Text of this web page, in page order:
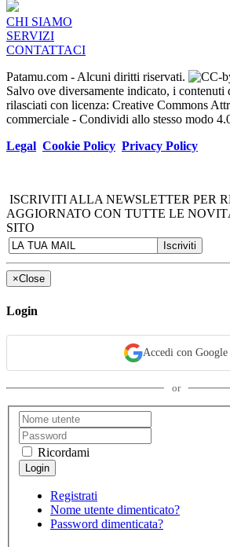
CHI SIAMO
SERVIZI
CONTATTACI
Patamu.com - Alcuni diritti riservati.
Salvo ove diversamente indicato, i contenuti
rilasciati con licenza: Creative Commons
commerciale - Condividi allo stesso modo
Legal Cookie Policy Privacy Policy
ISCRIVITI ALLA NEWSLETTER PER
AGGIORNATO CON TUTTE LE
SITO
×Close
Login
Accedi con Google
or
Ricordami
Registrati
Nome utente dimenticato?
Password dimenticata?